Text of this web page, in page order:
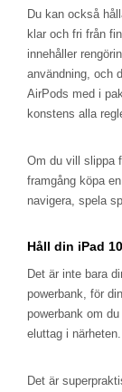
Du kan också
klar och fri från
innehåller
användning, och
AirPods med i
konstens alla
Om du vill slippa
framgång köpa
navigera, spela
Håll din iPad
Det är inte bara
powerbank, för
powerbank om
eluttag i närheten.
Det är